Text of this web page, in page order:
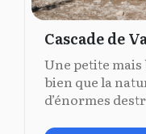
Cascade de
Une petite mais
bien que la
d’énormes